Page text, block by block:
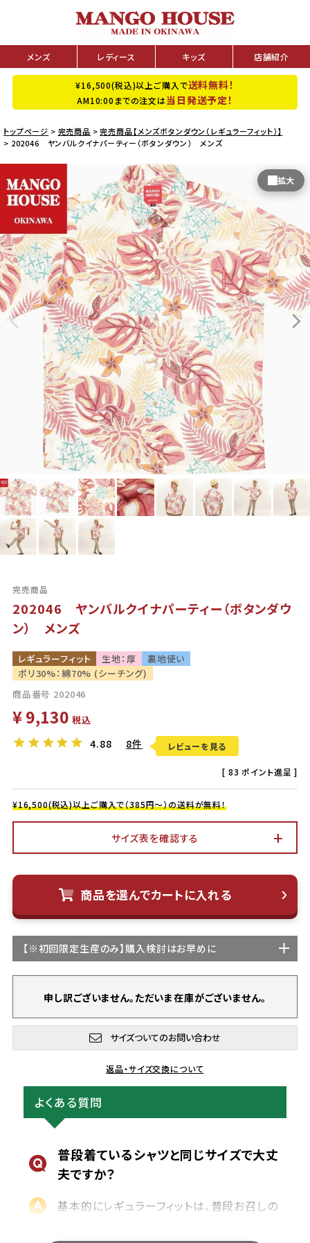
メンズ レディース キッズ 店舗紹介
¥16,500(税込)以上ご購入で送料無料！
AM10:00までの注文は当日発送予定！
トップページ 完売商品
完売商品【メンズボタンダウン（レギュラーフィット）】
202046 ヤンバルクイナパーティー（ボタンダウン） メンズ
完売商品
202046 ヤンバルクイナパーティー（ボタンダウ
ン） メンズ
レギュラーフィット 生地：厚
裏地使い
ポリ30%：綿70% (シーチング)
商品番号 202046
¥9,130 税込
4.88 8件 レビューを見る
[ 83 ポイント進呈 ]
¥16,500(税込)以上ご購入で（385円～）の送料が無料！
サイズ表を確認する
商品を選んでカートに入れる
【※初回限定生産のみ】購入検討はお早めに
申し訳ございません。ただいま在庫がございません。
サイズついてのお問い合わせ
返品・サイズ交換について
よくある質問
普段着ているシャツと同じサイズで大丈
夫ですか？
基本的にレギュラーフィットは、普段お召しの